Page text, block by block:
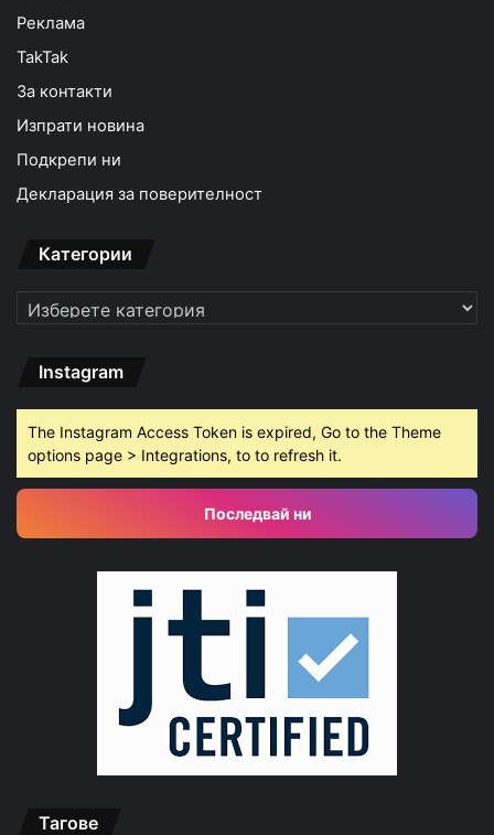
Реклама
TakTak
За контакти
Изпрати новина
Подкрепи ни
Декларация за поверителност
Категории
Категории
Instagram
The Instagram Access Token is expired, Go to the Theme
options page > Integrations, to to refresh it.
Последвай ни
Тагове